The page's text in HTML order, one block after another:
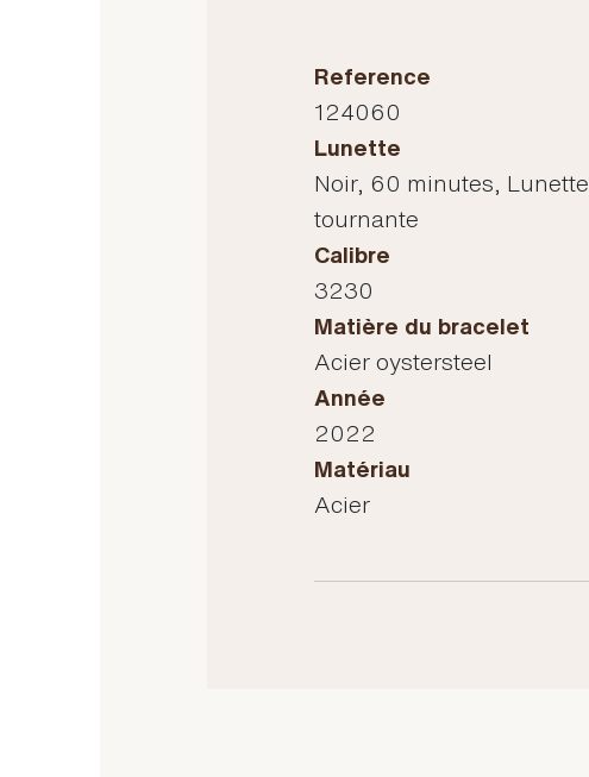
Reference
124060
Matériau
Acier
Lunette
Noir, 60 minutes, Lunette
tournante
Calibre
3230
Matière du bracelet
Acier oystersteel
Année
2022